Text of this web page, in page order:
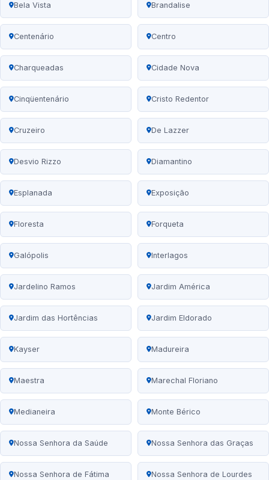
Bela Vista Brandalise
Centenário Centro
Charqueadas Cidade Nova
Cinqüentenário Cristo Redentor
Cruzeiro De Lazzer
Desvio Rizzo Diamantino
Esplanada Exposição
Floresta Forqueta
Galópolis Interlagos
Jardelino Ramos Jardim América
Jardim das Hortências Jardim Eldorado
Kayser Madureira
Maestra Marechal Floriano
Medianeira Monte Bérico
Nossa Senhora da Saúde Nossa Senhora das Graças
Nossa Senhora de Fátima Nossa Senhora de Lourdes